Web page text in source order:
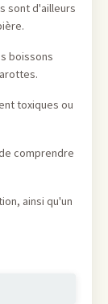
sont d'ailleurs
boissons
toxiques ou
comprendre
ainsi qu'un